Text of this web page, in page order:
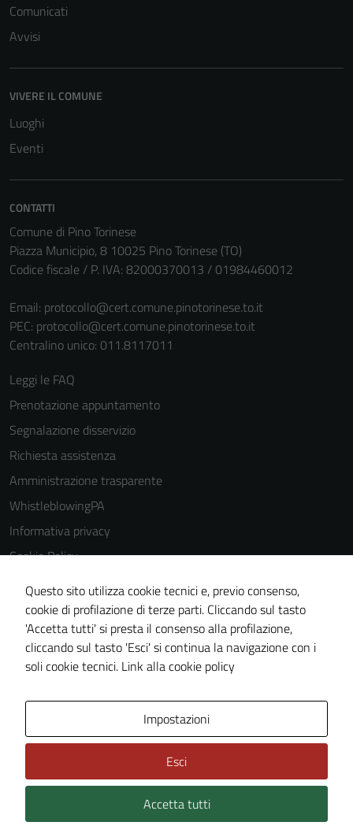
Comunicati
Avvisi
VIVERE IL COMUNE
Luoghi
Eventi
CONTATTI
Comune di Pino Torinese
Piazza Municipio, 8 10025 Pino Torinese (TO)
Codice fiscale / P. IVA: 82000370013 / 01984460012
Email: protocollo@cert.comune.pinotorinese.to.it
PEC: protocollo@cert.comune.pinotorinese.to.it
Centralino unico: 011.8117011
Leggi le FAQ
Prenotazione appuntamento
Segnalazione disservizio
Richiesta assistenza
Amministrazione trasparente
WhistleblowingPA
Informativa privacy
Cookie Policy
Dichiarazione di accessibilità
Piano di miglioramento del sito
Certificazione sistema gestione qualità
Technical Design s.r.l.
Questo sito utilizza cookie tecnici e, previo consenso,
cookie di profilazione di terze parti. Cliccando sul tasto
'Accetta tutti' si presta il consenso alla profilazione,
cliccando sul tasto 'Esci' si continua la navigazione con i
soli cookie tecnici. Link alla cookie policy
Impostazioni
Esci
Accetta tutti